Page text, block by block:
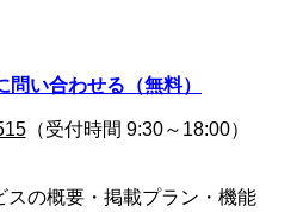
問い合わせる（無料）
（受付時間 9:30～18:00）
スの概要・掲載プラン・機能